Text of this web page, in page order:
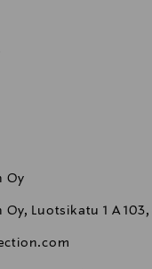
Oy
Oy, Luotsikatu 1 A